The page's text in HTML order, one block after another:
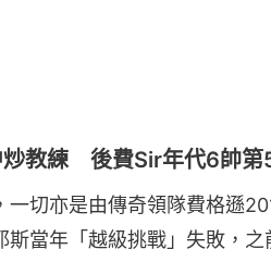
炒教練 後費Sir年代6帥第
一切亦是由傳奇領隊費格遜
斯當年「越級挑戰」失敗，